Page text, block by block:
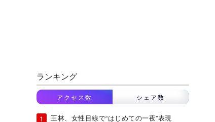
ランキング
アクセス数 シェア数
王林、女性目線で“はじめての一夜”表現